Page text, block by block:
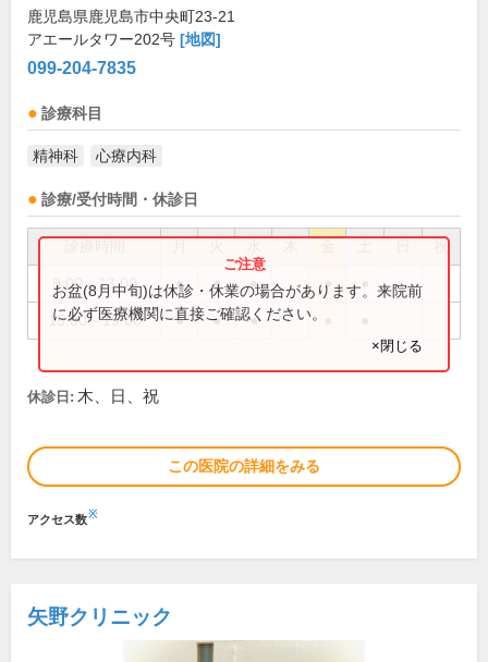
鹿児島県鹿児島市中央町23-21
アエールタワー202号 [地図]
099-204-7835
診療科目
精神科 心療内科
診療/受付時間・休診日
祝
9:00～13:00 ● ● ● ●
15:00～19:00 ● ● ●
お盆(8月中旬)は休診・休業の場合があります。来院前
に必ず医療機関に直接ご確認ください。
×閉じる
休診日: 木、日、祝
この医院の詳細をみる
アクセス数※
矢野クリニック